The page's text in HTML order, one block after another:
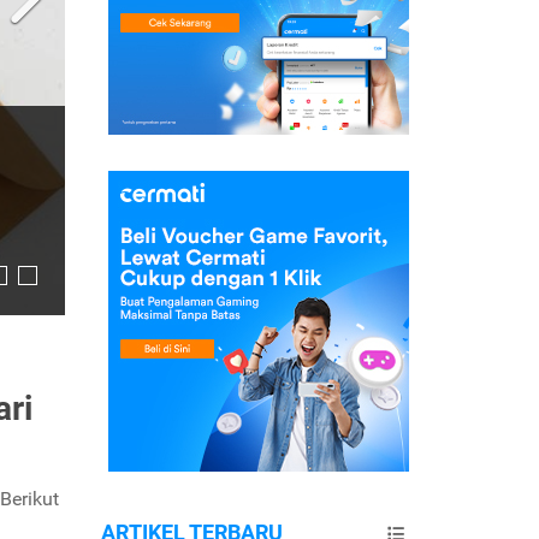
ARTIKEL TERBARU